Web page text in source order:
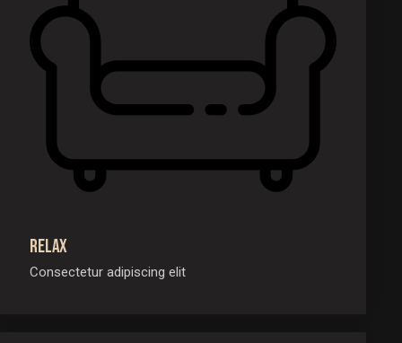
Relax
Consectetur adipiscing elit